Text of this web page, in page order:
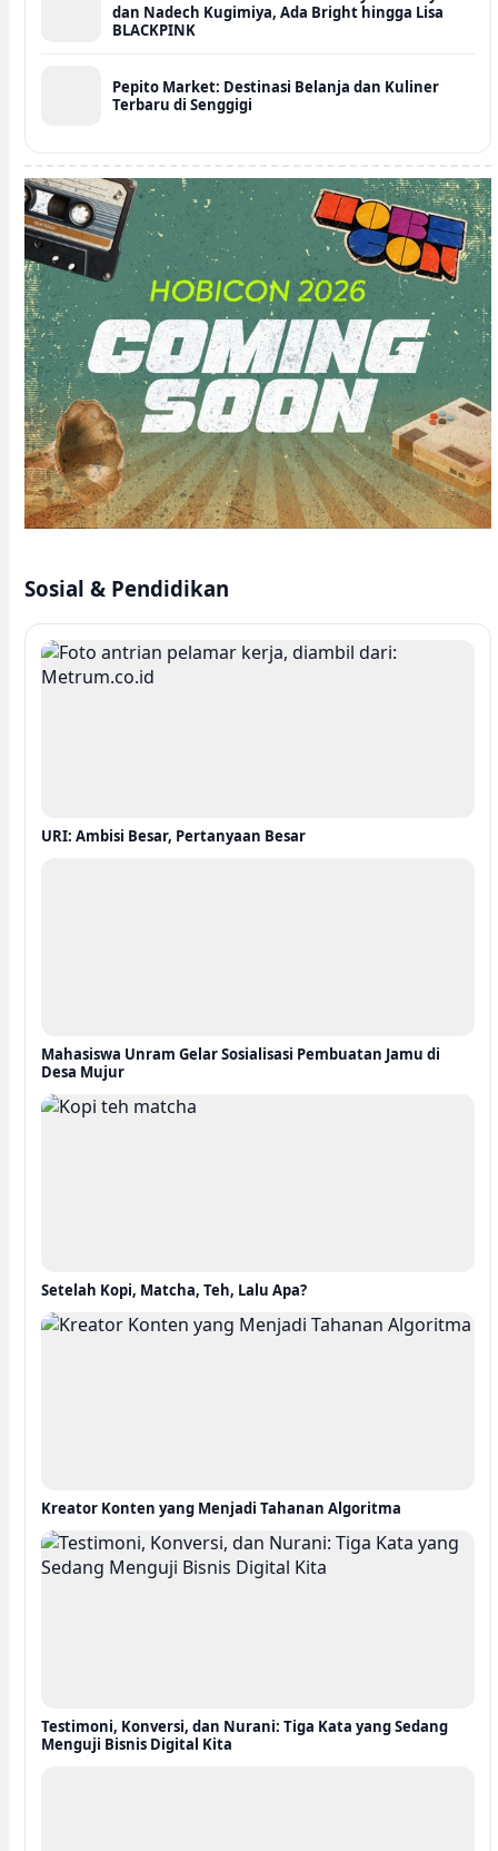
dan Nadech Kugimiya, Ada Bright hingga Lisa
BLACKPINK
Pepito Market: Destinasi Belanja dan Kuliner
Terbaru di Senggigi
Sosial & Pendidikan
URI: Ambisi Besar, Pertanyaan Besar
Mahasiswa Unram Gelar Sosialisasi Pembuatan Jamu di
Desa Mujur
Setelah Kopi, Matcha, Teh, Lalu Apa?
Kreator Konten yang Menjadi Tahanan Algoritma
Testimoni, Konversi, dan Nurani: Tiga Kata yang Sedang
Menguji Bisnis Digital Kita